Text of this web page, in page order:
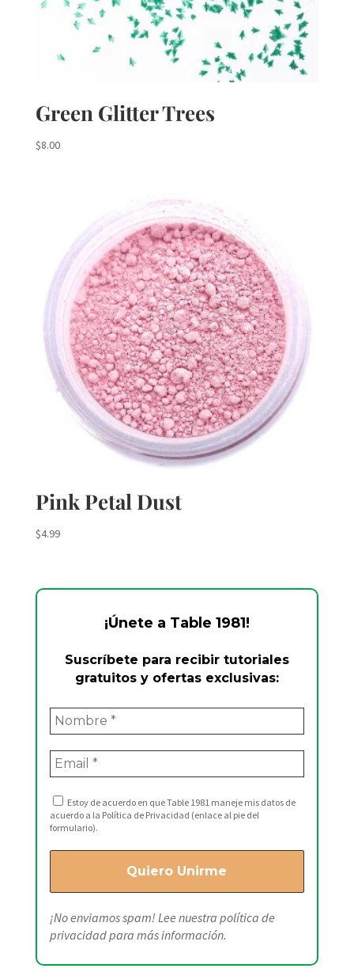
Green Glitter Trees
$8.00
Pink Petal Dust
$4.99
¡Únete a Table 1981!
Suscríbete para recibir tutoriales
gratuitos y ofertas exclusivas:
Estoy de acuerdo en que Table 1981 maneje mis datos de
acuerdo a la Política de Privacidad (enlace al pie del
formulario).
¡No enviamos spam! Lee nuestra política de
privacidadpara más información.